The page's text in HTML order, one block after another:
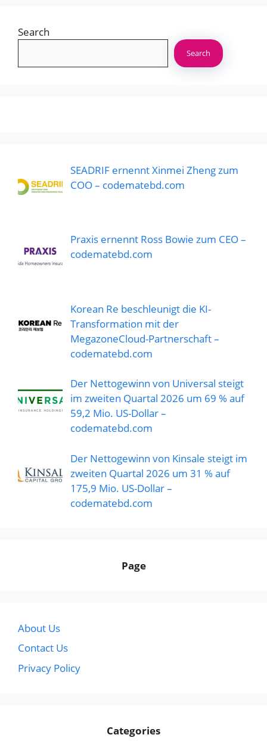
Search
Search
SEADRIF ernennt Xinmei Zheng zum
COO – codematebd.com
Praxis ernennt Ross Bowie zum CEO –
codematebd.com
Korean Re beschleunigt die KI-
Transformation mit der
MegazoneCloud-Partnerschaft –
codematebd.com
Der Nettogewinn von Universal steigt
im zweiten Quartal 2026 um 69 % auf
59,2 Mio. US-Dollar –
codematebd.com
Der Nettogewinn von Kinsale steigt im
zweiten Quartal 2026 um 31 % auf
175,9 Mio. US-Dollar –
codematebd.com
Page
About Us
Contact Us
Privacy Policy
Categories